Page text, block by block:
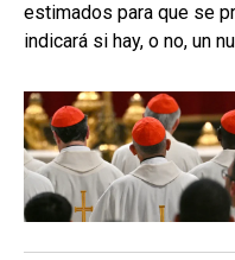
estimados para que se
indicará si hay, o no, un